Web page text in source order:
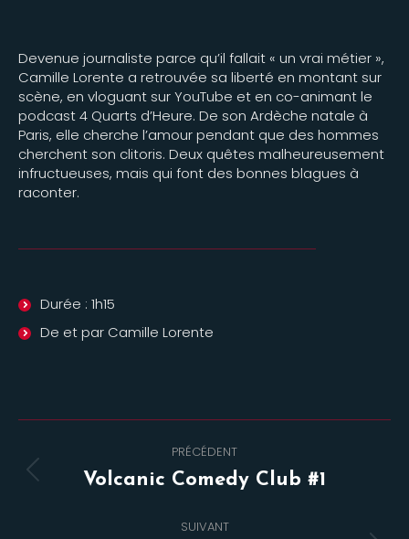
Devenue journaliste parce qu’il fallait « un vrai métier »,
Camille Lorente a retrouvée sa liberté en montant sur
scène, en vloguant sur YouTube et en co-animant le
podcast 4 Quarts d’Heure. De son Ardèche natale à
Paris, elle cherche l’amour pendant que des hommes
cherchent son clitoris. Deux quêtes malheureusement
infructueuses, mais qui font des bonnes blagues à
raconter.
Durée : 1h15
De et par Camille Lorente
de
PRÉCÉDENT
Onglet
Volcanic Comedy Club #1
SUIVANT